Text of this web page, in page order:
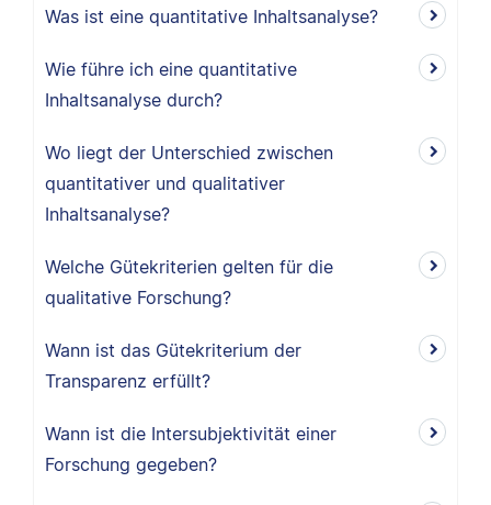
Was ist eine quantitative Inhaltsanalyse?
Wie führe ich eine quantitative
Inhaltsanalyse durch?
Wo liegt der Unterschied zwischen
quantitativer und qualitativer
Inhaltsanalyse?
Welche Gütekriterien gelten für die
qualitative Forschung?
Wann ist das Gütekriterium der
Transparenz erfüllt?
Wann ist die Intersubjektivität einer
Forschung gegeben?